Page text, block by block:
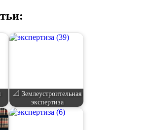
📐 Землеустроительная
экспертиза